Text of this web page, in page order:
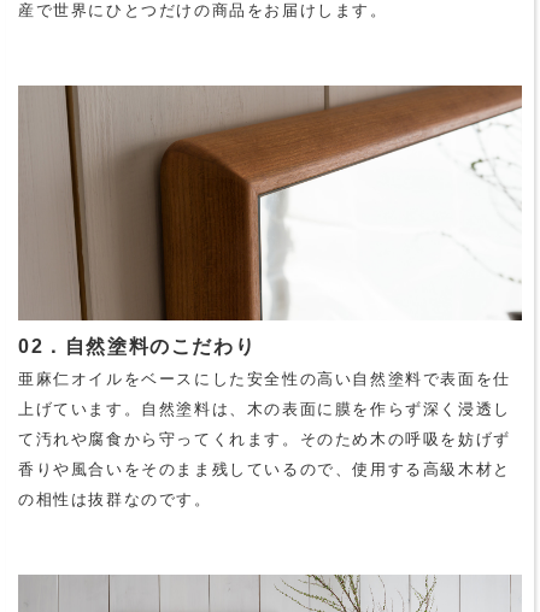
産で世界にひとつだけの商品をお届けします。
02．自然塗料のこだわり
亜麻仁オイルをベースにした安全性の高い自然塗料で表面を仕
上げています。自然塗料は、木の表面に膜を作らず深く浸透し
て汚れや腐食から守ってくれます。そのため木の呼吸を妨げず
香りや風合いをそのまま残しているので、使用する高級木材と
の相性は抜群なのです。